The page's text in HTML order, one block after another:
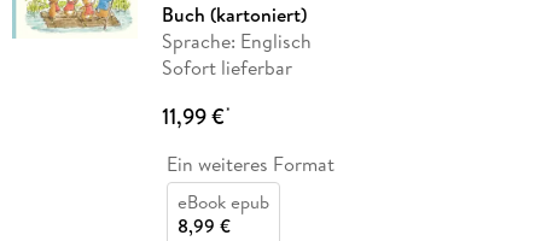
Buch (kartoniert)
Sprache: Englisch
Sofort lieferbar
11,99 €*
Ein weiteres Format
eBook epub
8,99 €